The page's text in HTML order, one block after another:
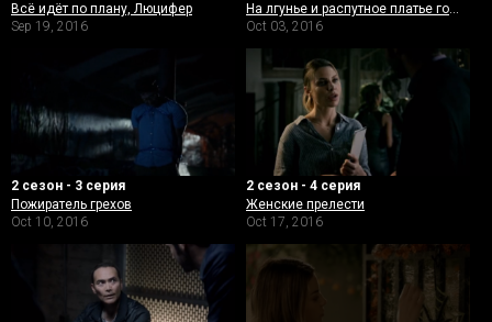
Всё идёт по плану, Люцифер
Sep 19, 2016
На лгунье и распутное платье горит
Oct 03, 2016
2 сезон - 3 серия
Пожиратель грехов
Oct 10, 2016
2 сезон - 4 серия
Женские прелести
Oct 17, 2016